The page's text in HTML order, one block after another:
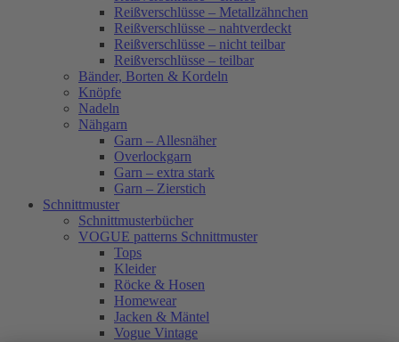
Reißverschlüsse – Metallzähnchen
Reißverschlüsse – nahtverdeckt
Reißverschlüsse – nicht teilbar
Reißverschlüsse – teilbar
Bänder, Borten & Kordeln
Knöpfe
Nadeln
Nähgarn
Garn – Allesnäher
Overlockgarn
Garn – extra stark
Garn – Zierstich
Schnittmuster
Schnittmusterbücher
VOGUE patterns Schnittmuster
Tops
Kleider
Röcke & Hosen
Homewear
Jacken & Mäntel
Vogue Vintage